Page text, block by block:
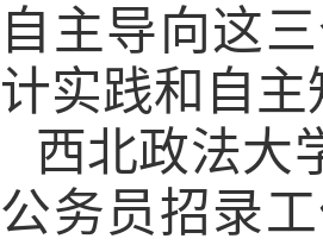
自主导向这
计实践和自
西北政法大
公务员招录